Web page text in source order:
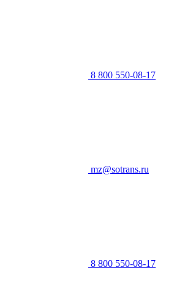
8 800 550-08-17
mz@sotrans.ru
8 800 550-08-17